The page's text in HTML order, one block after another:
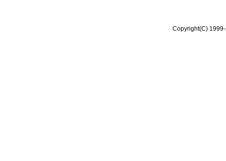
Copyright(C)